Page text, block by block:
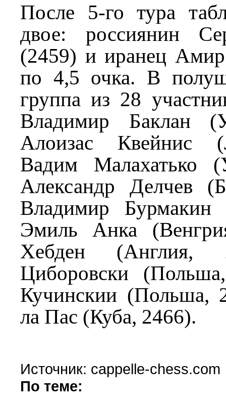
После 5-го тура
двое: россиянин
(2459) и иранец
по 4,5 очка. В
группа из 28
Владимир Баклан
Алоизас Квейнис
Вадим Малахатько
Александр Делчев
Владимир Бурмакин
Эмиль Анка
Хебден (Англия,
Циборовски
Кучинскии (Польша,
ла Пас (Куба, 2466).
Источник: cappelle-chess.com
По теме: